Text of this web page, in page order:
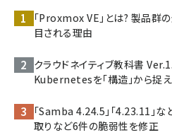
「Proxmox VE」とは? 製品群
目される理由
クラウドネイティブ教科書
Kubernetesを「構造」から捉
「Samba 4.24.5」「4.23.11」
取りなど6件の脆弱性を修正